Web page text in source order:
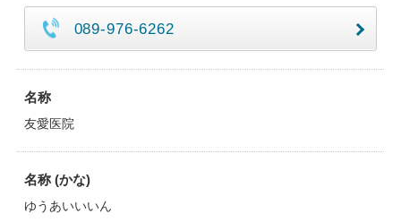
089-976-6262
名称
友愛医院
名称 (かな)
ゆうあいいいん